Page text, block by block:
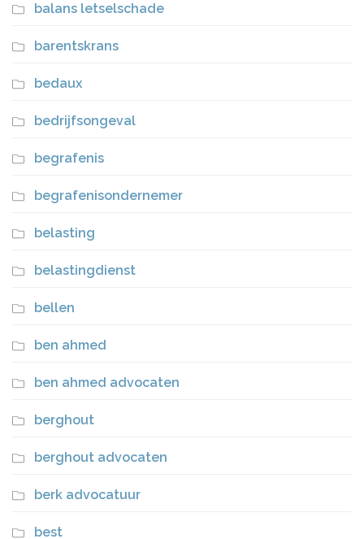
balans letselschade
barentskrans
bedaux
bedrijfsongeval
begrafenis
begrafenisondernemer
belasting
belastingdienst
bellen
ben ahmed
ben ahmed advocaten
berghout
berghout advocaten
berk advocatuur
best